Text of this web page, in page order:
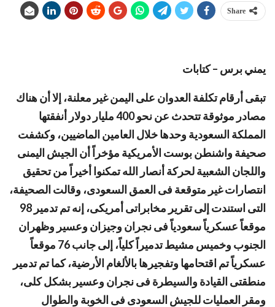
Share
يمني برس – كتابات
تبقى أرقام تكلفة العدوان على اليمن غير معلنة، إلا أن هناك
مصادر موثوقة تتحدث عن نحو 400 مليار دولار أنفقتها
المملكة السعودية وحدها خلال العامين الماضيين، وكشفت
صحيفة واشنطن بوست الأمريكية مؤخراً أن الجيش اليمنى
واللجان الشعبية لحركة أنصار الله تمكنوا أخيراً من تحقيق
انتصارات غير متوقعة فى العمق السعودى، وقالت الصحيفة،
التى استندت إلى تقرير مخابراتى أمريكى، إنه تم تدمير 98
موقعاً عسكرياً سعودياً فى نجران وجيزان وعسير وظهران
الجنوب وخميس مشيط تدميراً كلياً، إلى جانب 76 موقعاً
عسكرياً تم اقتحامها وتفجيرها بالألغام الأرضية، كما تم تدمير
منطقتى القيادة والسيطرة فى نجران وعسير بشكل كلى،
ومقر العمليات للجيش السعودى فى الخوبة والطوال